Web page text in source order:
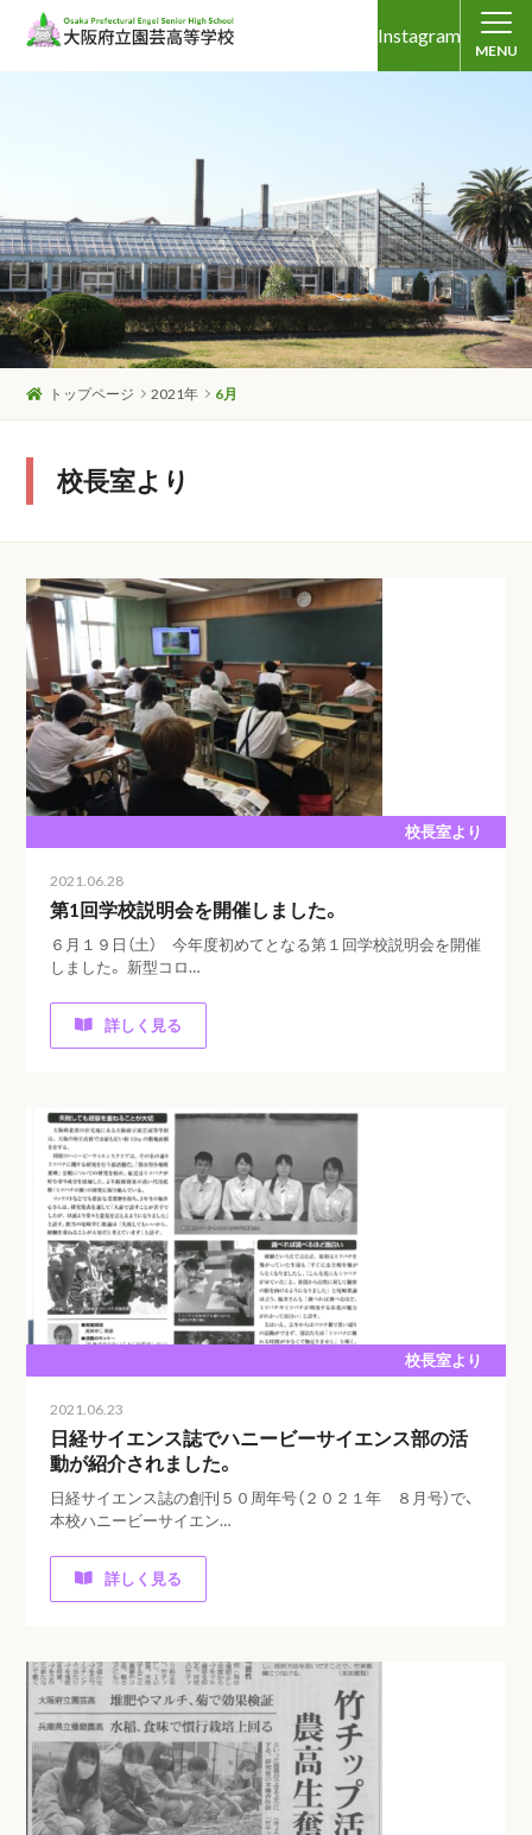
Instagram
MENU
トップページ 2021年 6月
校長室より
校長室より
2021.06.28
第1回学校説明会を開催しました。
６月１９日（土） 今年度初めてとなる第１回学校説明会を開催
しました。 新型コロ…
詳しく見る
校長室より
2021.06.23
日経サイエンス誌でハニービーサイエンス部の活
動が紹介されました。
日経サイエンス誌の創刊５０周年号（２０２１年 ８月号）で、
本校ハニービーサイエン…
詳しく見る